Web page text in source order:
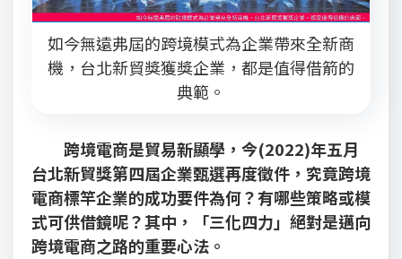
如今無遠弗屆的跨境模式為企業帶來全新商
機，台北新貿獎獲獎企業，都是值得借箭的
典範。
跨境電商是貿易新顯學，今(2022)年五月
台北新貿獎第四屆企業甄選再度徵件，究竟跨境
電商標竿企業的成功要件為何？有哪些策略或模
式可供借鏡呢？其中，「三化四力」絕對是邁向
跨境電商之路的重要心法。